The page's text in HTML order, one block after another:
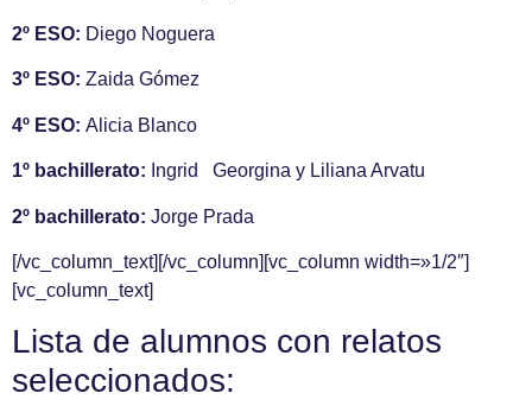
2º ESO: Diego Noguera
3º ESO: Zaida Gómez
4º ESO: Alicia Blanco
1º bachillerato: Ingrid Georgina y Liliana Arvatu
2º bachillerato: Jorge Prada
[/vc_column_text][/vc_column][vc_column width=»1/2″]
[vc_column_text]
Lista de alumnos con relatos
seleccionados: